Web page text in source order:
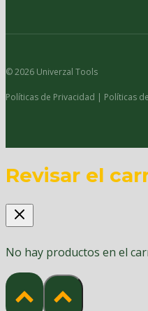
© 2026 Univerzal Tools
Políticas de Privacidad | Políticas
Revisar el
No hay productos en el